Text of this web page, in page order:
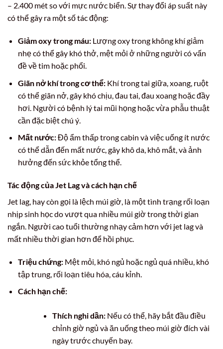
– 2.400 mét so với mực nước biển. Sự thay đổi áp suất này
có thể gây ra một số tác động:
Giảm oxy trong máu:Lượng oxy trong không khí giảm
nhẹ có thể gây khó thở, mệt mỏi ở những người có vấn
đề về tim hoặc phổi.
Giãn nở khí trong cơ thể:Khí trong tai giữa, xoang, ruột
có thể giãn nở, gây khó chịu, đau tai, đau xoang hoặc đầy
hơi. Người có bệnh lý tai mũi họng hoặc vừa phẫu thuật
cần đặc biệt chú ý.
Mất nước:Độ ẩm thấp trong cabin và việc uống ít nước
có thể dẫn đến mất nước, gây khô da, khô mắt, và ảnh
hưởng đến sức khỏe tổng thể.
Tác động của Jet Lag và cách hạn chế
Jet lag, hay còn gọi là lệch múi giờ, là một tình trạng rối loạn
nhịp sinh học do vượt qua nhiều múi giờ trong thời gian
ngắn. Người cao tuổi thường nhạy cảm hơn với jet lag và
mất nhiều thời gian hơn để hồi phục.
Triệu chứng:Mệt mỏi, khó ngủ hoặc ngủ quá nhiều, khó
tập trung, rối loạn tiêu hóa, cáu kỉnh.
Cách hạn chế:
Thích nghi dần:Nếu có thể, hãy bắt đầu điều
chỉnh giờ ngủ và ăn uống theo múi giờ đích vài
ngày trước chuyến bay.